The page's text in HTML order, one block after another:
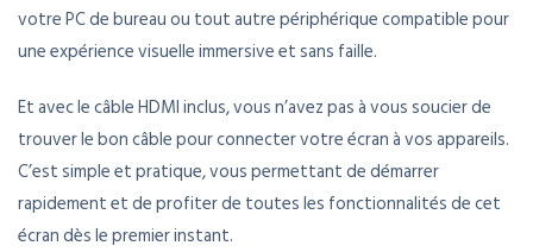
votre PC de bureau ou tout autre périphérique compatible pour
une expérience visuelle immersive et sans faille.
Et avec le câble HDMI inclus, vous n’avez pas à vous soucier de
trouver le bon câble pour connecter votre écran à vos appareils.
C’est simple et pratique, vous permettant de démarrer
rapidement et de profiter de toutes les fonctionnalités de cet
écran dès le premier instant.